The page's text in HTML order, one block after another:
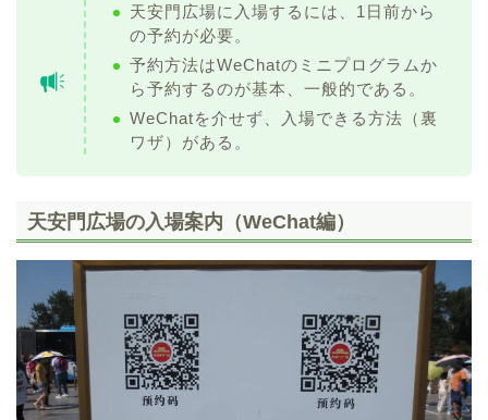
天安門広場に入場するには、1日前から
の予約が必要。
予約方法はWeChatのミニプログラムか
ら予約するのが基本、一般的である。
WeChatを介せず、入場できる方法（裏
ワザ）がある。
天安門広場の入場案内（WeChat編）